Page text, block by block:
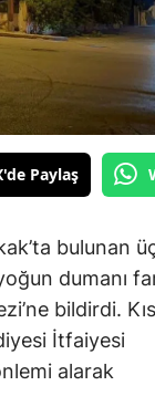
Paylaş
bulunan
dumanı
bildirdi.
İtfaiyesi
alarak